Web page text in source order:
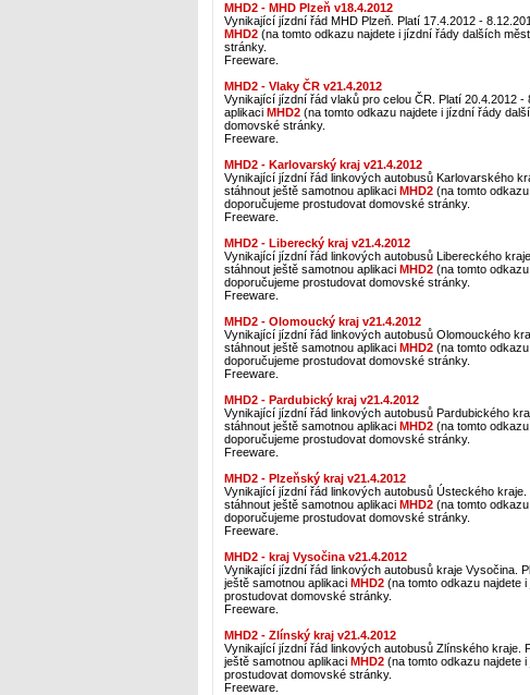
MHD2 - MHD Plzeň v18.4.2012
Vynikající jízdní řád MHD Plzeň. Platí 17.4.2012 -
MHD2(na tomto odkazu najdete i jízdní řády dalších
stránky.
Freeware.
MHD2 - Vlaky ČR v21.4.2012
Vynikající jízdní řád vlaků pro celou ČR. Platí 20.4.2012
aplikaci MHD2(na tomto odkazu najdete i jízdní řády
domovské stránky.
Freeware.
MHD2 - Karlovarský kraj v21.4.2012
Vynikající jízdní řád linkových autobusů Karlovarského
stáhnout ještě samotnou aplikaci MHD2(na tomto
doporučujeme prostudovat domovské stránky.
Freeware.
MHD2 - Liberecký kraj v21.4.2012
Vynikající jízdní řád linkových autobusů Libereckého
stáhnout ještě samotnou aplikaci MHD2(na tomto
doporučujeme prostudovat domovské stránky.
Freeware.
MHD2 - Olomoucký kraj v21.4.2012
Vynikající jízdní řád linkových autobusů Olomouckého
stáhnout ještě samotnou aplikaci MHD2(na tomto
doporučujeme prostudovat domovské stránky.
Freeware.
MHD2 - Pardubický kraj v21.4.2012
Vynikající jízdní řád linkových autobusů Pardubického
stáhnout ještě samotnou aplikaci MHD2(na tomto
doporučujeme prostudovat domovské stránky.
Freeware.
MHD2 - Plzeňský kraj v21.4.2012
Vynikající jízdní řád linkových autobusů Ústeckého
stáhnout ještě samotnou aplikaci MHD2(na tomto
doporučujeme prostudovat domovské stránky.
Freeware.
MHD2 - kraj Vysočina v21.4.2012
Vynikající jízdní řád linkových autobusů kraje Vysočina.
ještě samotnou aplikaci MHD2(na tomto odkazu najdete
prostudovat domovské stránky.
Freeware.
MHD2 - Zlínský kraj v21.4.2012
Vynikající jízdní řád linkových autobusů Zlínského kraje.
ještě samotnou aplikaci MHD2(na tomto odkazu najdete
prostudovat domovské stránky.
Freeware.